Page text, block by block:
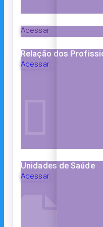
Acessar
Relação dos
Acessar
Unidades de Saúde
Acessar